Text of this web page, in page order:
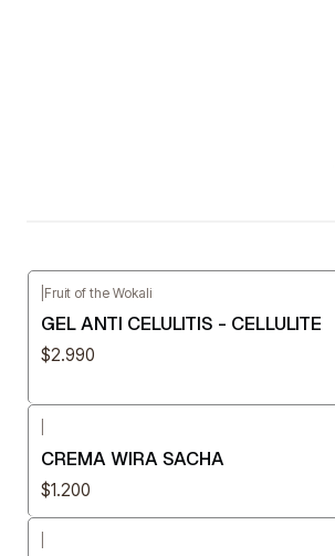
Fruit of the Wokali
GEL ANTI CELULITIS - CELLULITE
$2.990
CREMA WIRA SACHA
$1.200